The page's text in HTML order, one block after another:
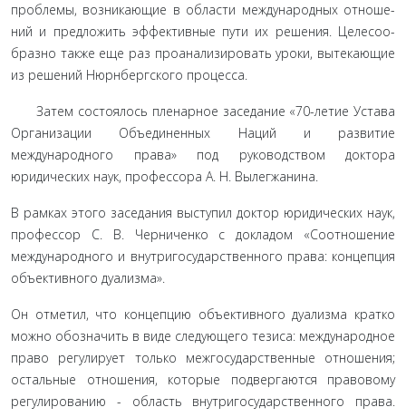
проблемы, возникающие в области международных отноше­
ний и предложить эффективные пути их решения. Целесоо­
бразно также еще раз проанализировать уроки, вытекающие
из решений Нюрнбергского процесса.
Затем состоялось пленарное заседание «70-летие Уста­ва
Организации Объединенных Наций и развитие
международного права» под руководством доктора
юридических наук, профессора А. Н. Вылегжанина.
В рамках этого заседания выступил доктор юридических наук,
профессор С. В. Черниченко с докладом «Соотношение
международного и внутригосударственного права: концепция
объективного дуализма».
Он отметил, что концепцию объективного дуализма кра­тко
можно обозначить в виде следующего тезиса: международ­ное
право регулирует только межгосударственные отношения;
остальные отношения, которые подвергаются правовому
регу­лированию - область внутригосударственного права.